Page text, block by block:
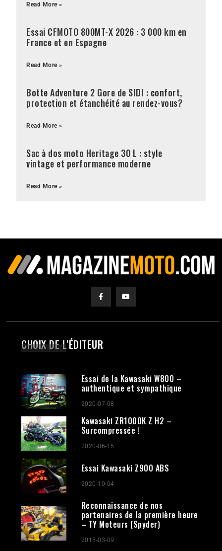
Read More »
Essai CFMOTO 800MT-X 2026 : 3 000 km en
France et en Espagne
Read More »
Botte Adventure 2 Gore de SIDI : confort,
protection et étanchéité au rendez-vous?
Read More »
Sac à dos moto Heritage 30 L : style
vintage et performance moderne
Read More »
CHOIX DE L'ÉDITEUR
Essai de la Kawasaki W800 –
authentique et sympathique
2020-07-08
Kawasaki ZR1000K Z H2 –
Surcompressée !
2020-06-15
Essai Kawasaki Z900 ABS
2020-10-04
Reconnaissance de nos
partenaires de la première heure
– TY Moteurs (Spyder)
2015-03-09